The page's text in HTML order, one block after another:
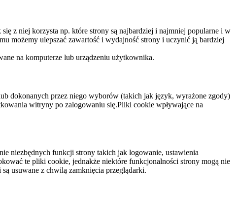
z niej korzysta np. które strony są najbardziej i najmniej popularne i w
możemy ulepszać zawartość i wydajność strony i uczynić ją bardziej
na komputerze lub urządzeniu użytkownika.
dokonanych przez niego wyborów (takich jak język, wyrażone zgody)
witryny po zalogowaniu się.Pliki cookie wpływające na
niezbędnych funkcji strony takich jak logowanie, ustawienia
te pliki cookie, jednakże niektóre funkcjonalności strony mogą nie
usuwane z chwilą zamknięcia przeglądarki.